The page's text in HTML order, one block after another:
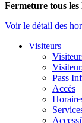
Fermeture tous les
Voir le détail des
Visiteurs
Pass
Accès